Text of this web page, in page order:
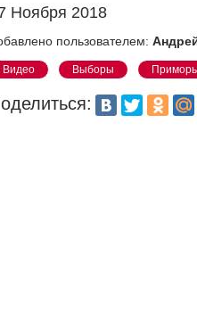
Ноября 2018
пользователем:
Видео Выборы